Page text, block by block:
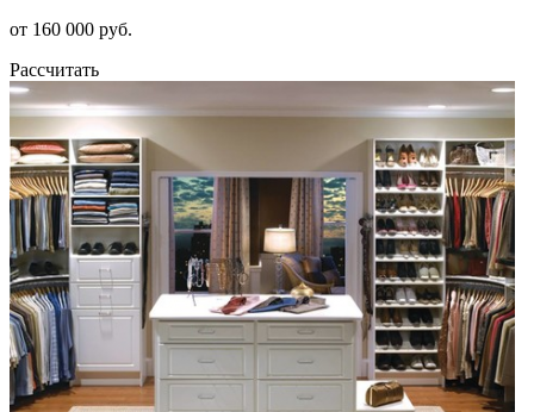
от 160 000 руб.
Рассчитать